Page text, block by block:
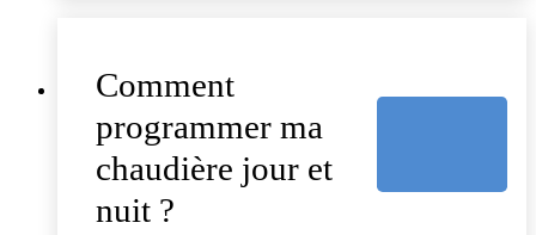
Comment
programmer ma
chaudière jour et
nuit ?